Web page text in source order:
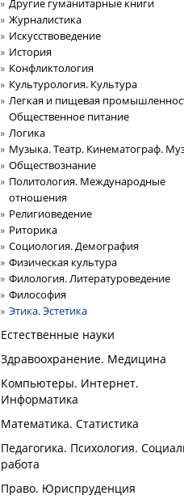
Другие гуманитарные книги
Журналистика
Искусствоведение
История
Конфликтология
Культурология. Культура
Легкая и пищевая
Общественное питание
Логика
Музыка. Театр. Кинематограф.
Обществознание
Политология. Международные
отношения
Религиоведение
Риторика
Социология. Демография
Физическая культура
Филология. Литературоведение
Философия
Этика. Эстетика
Естественные науки
Здравоохранение. Медицина
Компьютеры. Интернет.
Информатика
Математика. Статистика
Педагогика. Психология.
работа
Право. Юриспруденция